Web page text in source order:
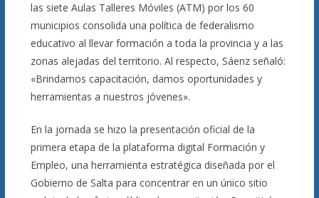
las siete Aulas Talleres Móviles (ATM) por los 60
municipios consolida una política de federalismo
educativo al llevar formación a toda la provincia y a las
zonas alejadas del territorio. Al respecto, Sáenz señaló:
«Brindamos capacitación, damos oportunidades y
herramientas a nuestros jóvenes».
En la jornada se hizo la presentación oficial de la
primera etapa de la plataforma digital Formación y
Empleo, una herramienta estratégica diseñada por el
Gobierno de Salta para concentrar en un único sitio